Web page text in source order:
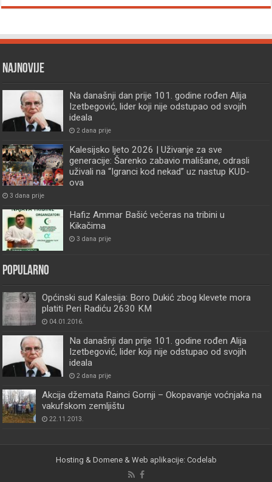
Najnovije
Na današnji dan prije 101. godine rođen Alija
Izetbegović, lider koji nije odstupao od svojih
ideala
2 dana prije
Kalesijsko ljeto 2026 | Uživanje za sve
generacije: Šarenko zabavio mališane, odrasli
uživali na “Igranci kod nekad” uz nastup KUD-
ova
3 dana prije
Hafiz Ammar Bašić večeras na tribini u
Kikačima
3 dana prije
Popularno
Općinski sud Kalesija: Boro Dukić zbog klevete mora
platiti Peri Radiću 2630 KM
04.01.2016.
Na današnji dan prije 101. godine rođen Alija
Izetbegović, lider koji nije odstupao od svojih
ideala
2 dana prije
Akcija džemata Rainci Gornji – Okopavanje voćnjaka na
vakufskom zemljištu
22.11.2013.
Hosting & Domene & Web aplikacije: Codelab